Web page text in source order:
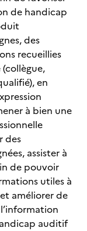
de handicap
des
recueillies
en
à bien une
des
assister à
de pouvoir
utiles à
améliorer de
auditif